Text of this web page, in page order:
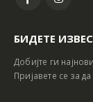
БИДЕТЕ
Добијте ги
Пријавете се за